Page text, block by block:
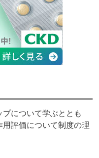
について学ぶととも
評価について制度の理